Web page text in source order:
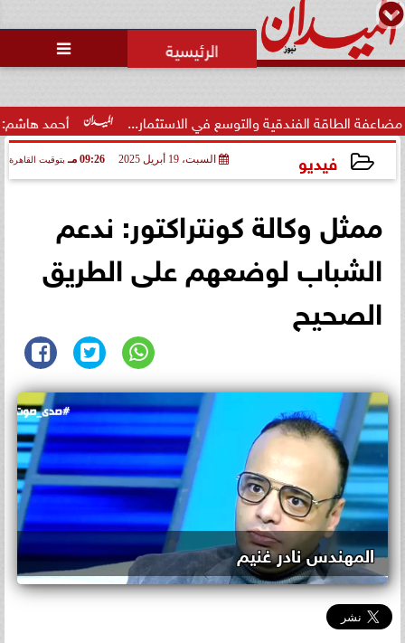

أحمد هاشم: الفندقية والتوسع في الاستثمار...
فيديو السبت، 19 أبريل 2025 09:26 مـ بتوقيت القاهرة
ممثل وكالة كونتراكتور: ندعم
الشباب لوضعهم على الطريق
الصحيح
المهندس نادر غنيم